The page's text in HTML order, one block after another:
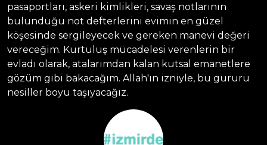
pasaportları, askeri kimlikleri, savaş notlarının
bulunduğu not defterlerini evimin en güzel
köşesinde sergileyecek ve gereken manevi değeri
vereceğim. Kurtuluş mücadelesi verenlerin bir
evladı olarak, atalarımdan kalan kutsal emanetlere
gözüm gibi bakacağım. Allah'ın izniyle, bu gururu
nesiller boyu taşıyacağız.